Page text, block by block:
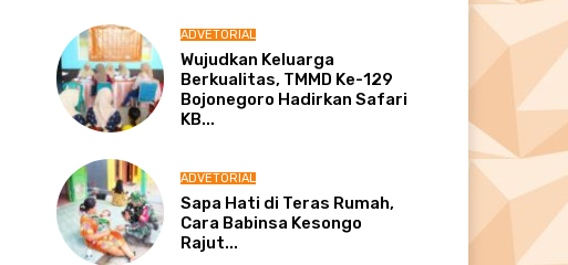
ADVETORIAL
Wujudkan Keluarga
Berkualitas, TMMD Ke-129
Bojonegoro Hadirkan Safari
KB...
ADVETORIAL
Sapa Hati di Teras Rumah,
Cara Babinsa Kesongo
Rajut...